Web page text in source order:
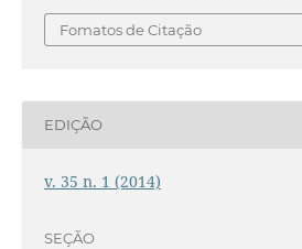
Fomatos de Citação
EDIÇÃO
v. 35 n. 1 (2014)
SEÇÃO